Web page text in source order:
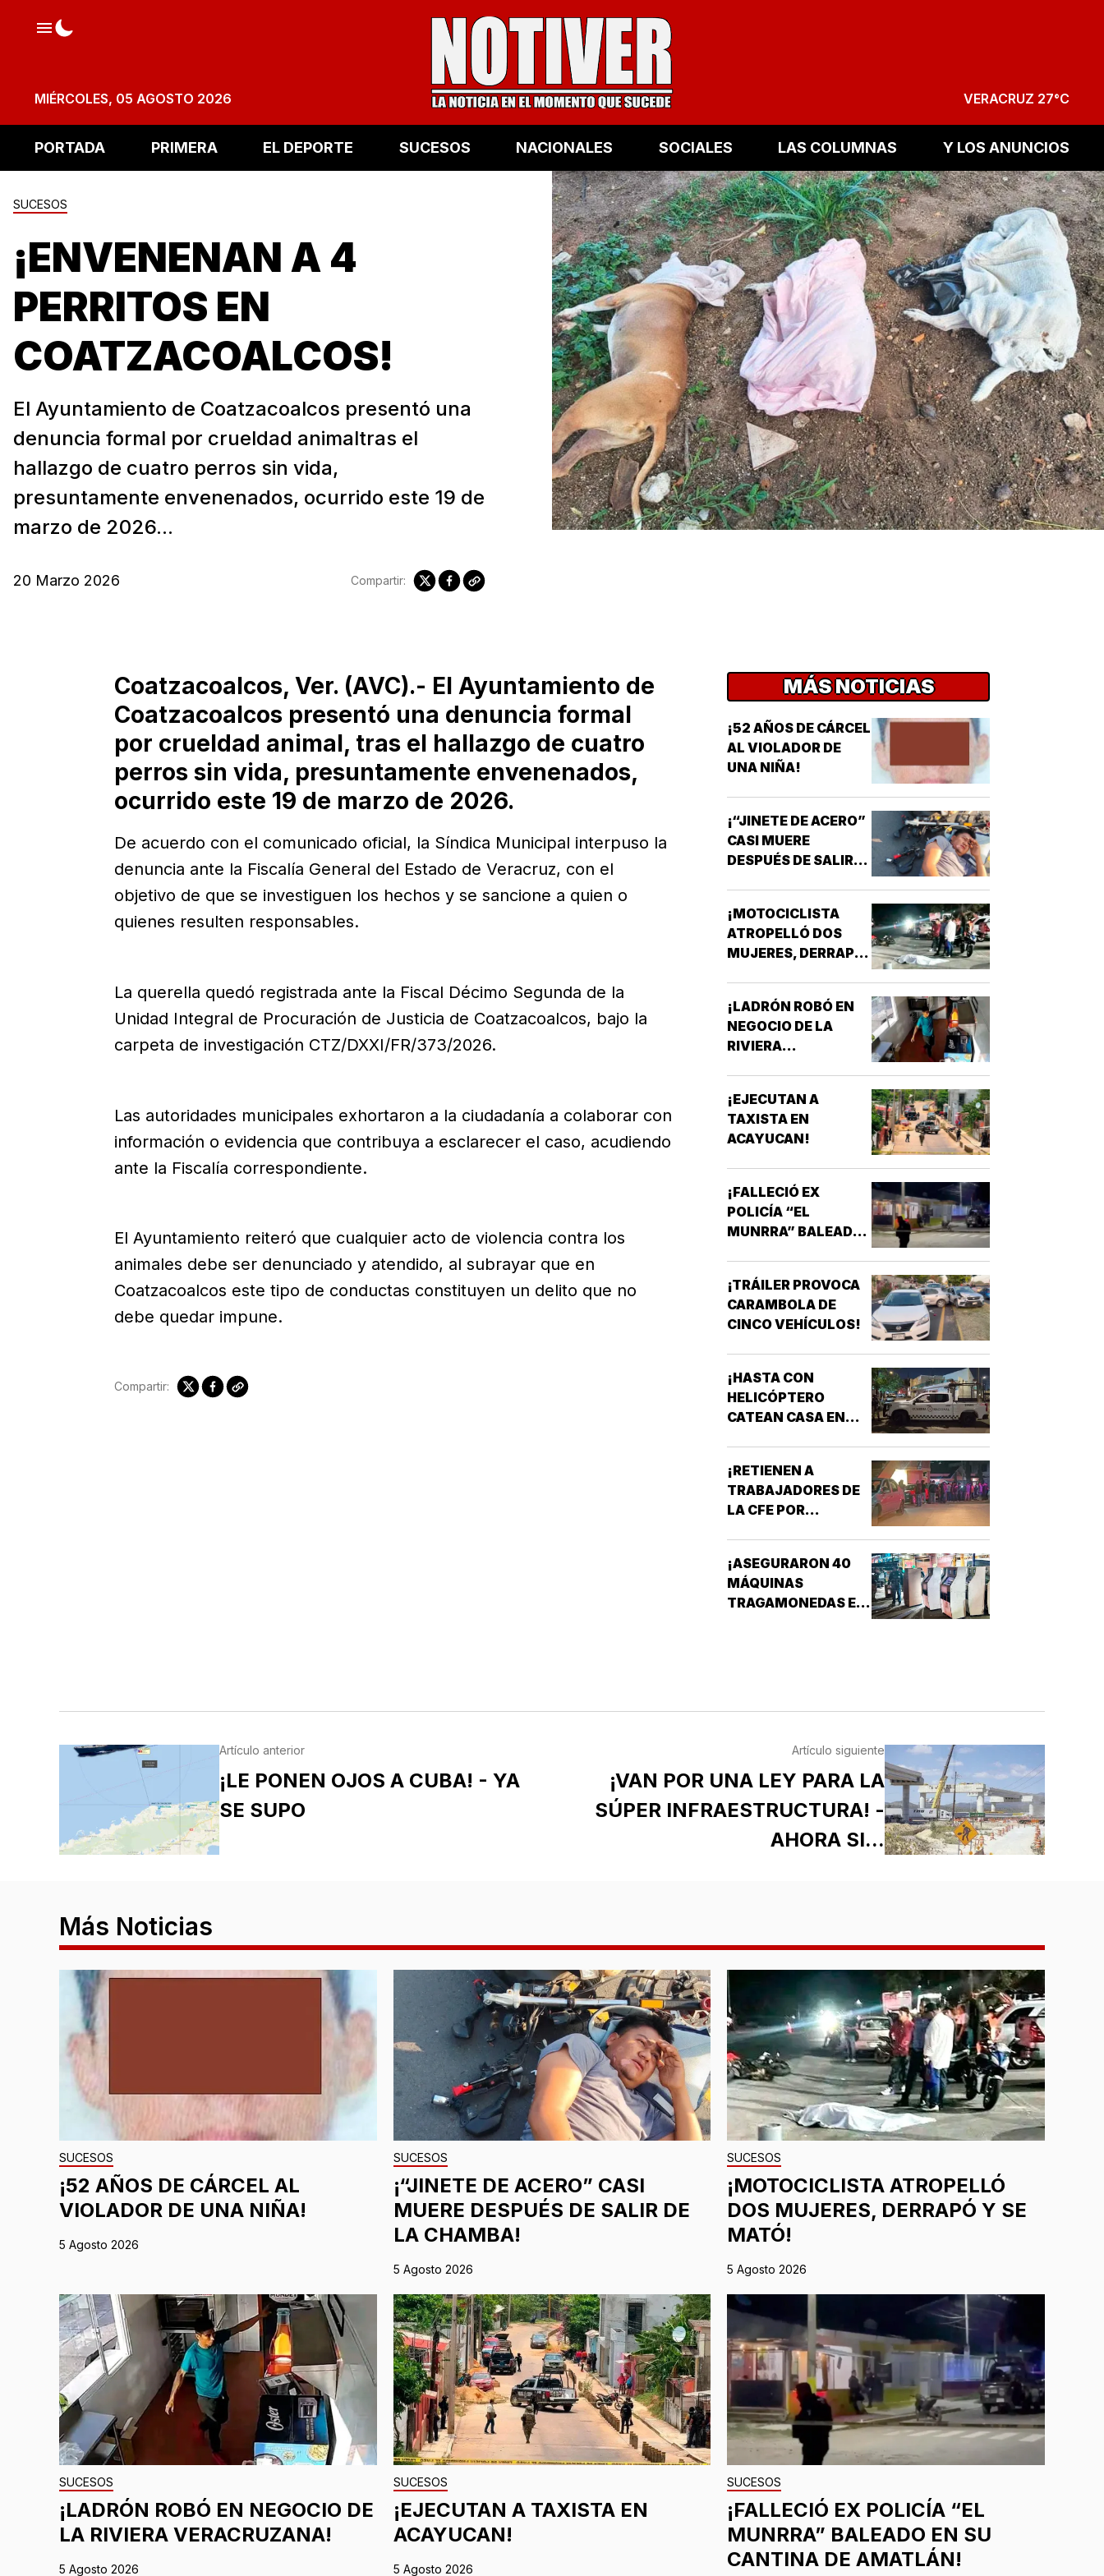
MIÉRCOLES, 05 AGOSTO 2026 VERACRUZ 27°C
PORTADA PRIMERA EL DEPORTE SUCESOS NACIONALES SOCIALES LAS COLUMNAS Y LOS ANUNCIOS
SUCESOS
¡ENVENENAN A 4
PERRITOS EN
COATZACOALCOS!
El Ayuntamiento de Coatzacoalcos presentó una
denuncia formal por crueldad animaltras el
hallazgo de cuatro perros sin vida,
presuntamente envenenados, ocurrido este 19 de
marzo de 2026...
20 Marzo 2026 Compartir:
Coatzacoalcos, Ver. (AVC).- El Ayuntamiento de
Coatzacoalcos presentó una denuncia formal
por crueldad animal, tras el hallazgo de cuatro
perros sin vida, presuntamente envenenados,
ocurrido este 19 de marzo de 2026.
De acuerdo con el comunicado oficial, la Síndica Municipal interpuso la
denuncia ante la Fiscalía General del Estado de Veracruz, con el
objetivo de que se investiguen los hechos y se sancione a quien o
quienes resulten responsables.
La querella quedó registrada ante la Fiscal Décimo Segunda de la
Unidad Integral de Procuración de Justicia de Coatzacoalcos, bajo la
carpeta de investigación CTZ/DXXI/FR/373/2026.
Las autoridades municipales exhortaron a la ciudadanía a colaborar con
información o evidencia que contribuya a esclarecer el caso, acudiendo
ante la Fiscalía correspondiente.
El Ayuntamiento reiteró que cualquier acto de violencia contra los
animales debe ser denunciado y atendido, al subrayar que en
Coatzacoalcos este tipo de conductas constituyen un delito que no
debe quedar impune.
Compartir:
MÁS NOTICIAS
¡52 AÑOS DE CÁRCEL
AL VIOLADOR DE
UNA NIÑA!
¡“JINETE DE ACERO”
CASI MUERE
DESPUÉS DE SALIR
¡MOTOCICLISTA
ATROPELLÓ DOS
MUJERES, DERRAPÓ
¡LADRÓN ROBÓ EN
NEGOCIO DE LA
RIVIERA
¡EJECUTAN A
TAXISTA EN
ACAYUCAN!
¡FALLECIÓ EX
POLICÍA “EL
MUNRRA” BALEADO
¡TRÁILER PROVOCA
CARAMBOLA DE
CINCO VEHÍCULOS!
¡HASTA CON
HELICÓPTERO
CATEAN CASA EN
¡RETIENEN A
TRABAJADORES DE
LA CFE POR
CONFUNDIRLOS CON
¡ASEGURARON 40
MÁQUINAS
TRAGAMONEDAS EN
Artículo anterior
¡LE PONEN OJOS A CUBA! - YA
SE SUPO
Artículo siguiente
¡VAN POR UNA LEY PARA LA
SÚPER INFRAESTRUCTURA! -
AHORA SI...
Más Noticias
SUCESOS
¡52 AÑOS DE CÁRCEL AL
VIOLADOR DE UNA NIÑA!
5 Agosto 2026
SUCESOS
¡“JINETE DE ACERO” CASI
MUERE DESPUÉS DE SALIR DE
LA CHAMBA!
5 Agosto 2026
SUCESOS
¡MOTOCICLISTA ATROPELLÓ
DOS MUJERES, DERRAPÓ Y SE
MATÓ!
5 Agosto 2026
SUCESOS
¡LADRÓN ROBÓ EN NEGOCIO DE
LA RIVIERA VERACRUZANA!
5 Agosto 2026
SUCESOS
¡EJECUTAN A TAXISTA EN
ACAYUCAN!
5 Agosto 2026
SUCESOS
¡FALLECIÓ EX POLICÍA “EL
MUNRRA” BALEADO EN SU
CANTINA DE AMATLÁN!